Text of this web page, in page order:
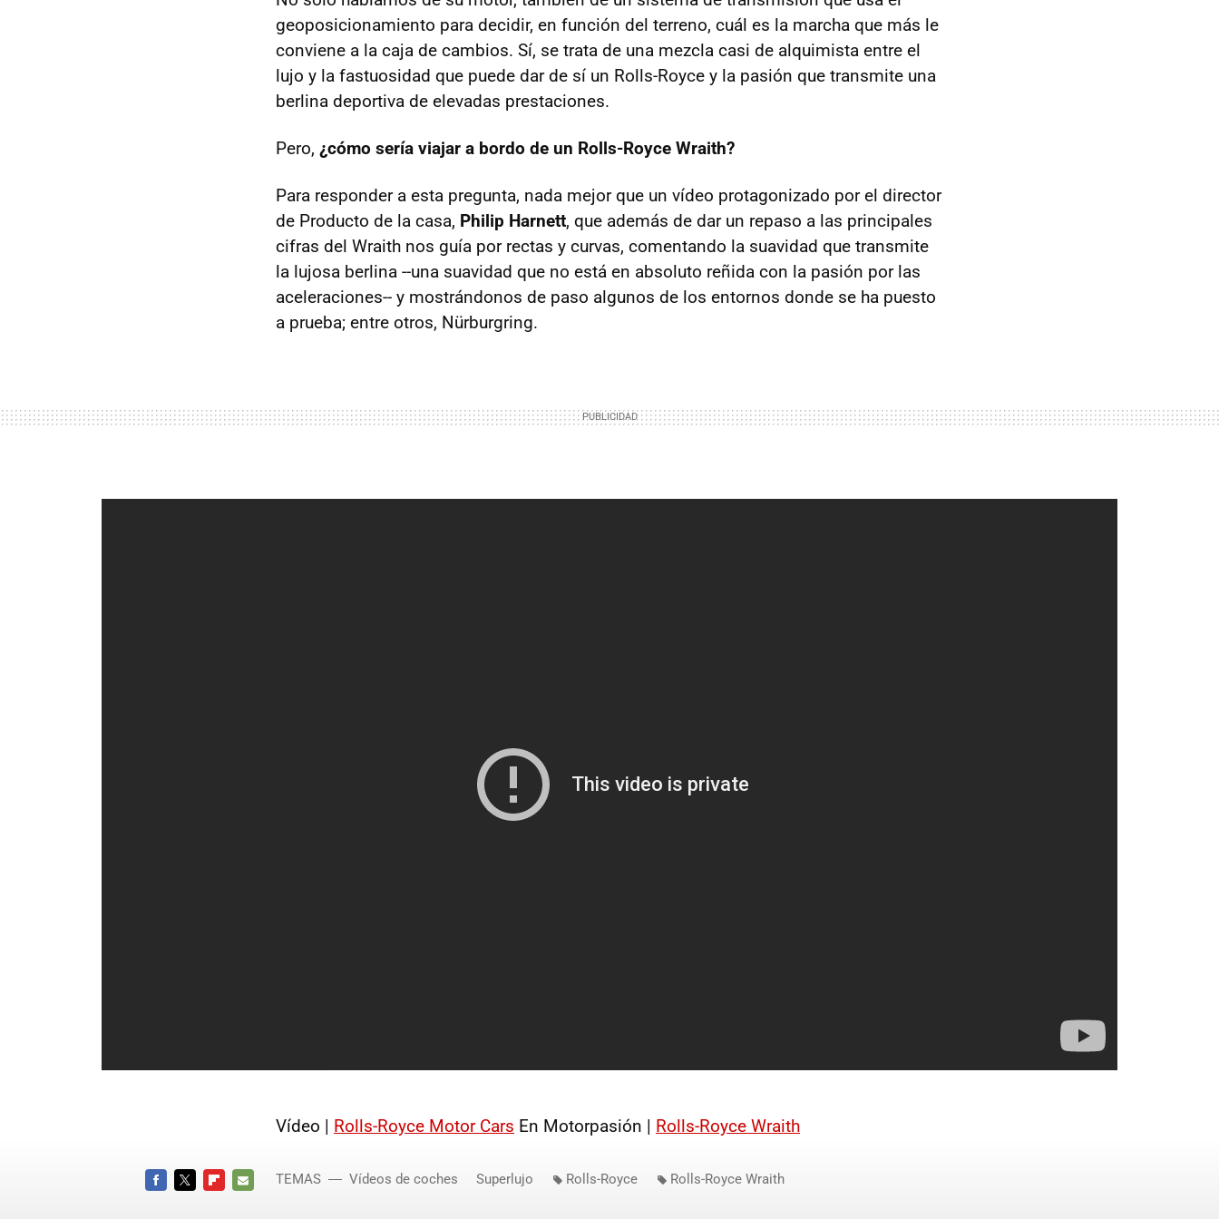
geoposicionamiento para decidir, en función del terreno, cuál es la marcha que más le
conviene a la caja de cambios. Sí, se trata de una mezcla casi de alquimista entre el
lujo y la fastuosidad que puede dar de sí un Rolls-Royce y la pasión que transmite una
berlina deportiva de elevadas prestaciones.
Pero, ¿cómo sería viajar a bordo de un Rolls-Royce Wraith?
Para responder a esta pregunta, nada mejor que un vídeo protagonizado por el director
de Producto de la casa, Philip Harnett, que además de dar un repaso a las principales
cifras del Wraith nos guía por rectas y curvas, comentando la suavidad que transmite
la lujosa berlina --una suavidad que no está en absoluto reñida con la pasión por las
aceleraciones-- y mostrándonos de paso algunos de los entornos donde se ha puesto
a prueba; entre otros, Nürburgring.
Vídeo | Rolls-Royce Motor Cars En Motorpasión | Rolls-Royce Wraith
TEMAS Vídeos de coches Superlujo Rolls-Royce Rolls-Royce Wraith